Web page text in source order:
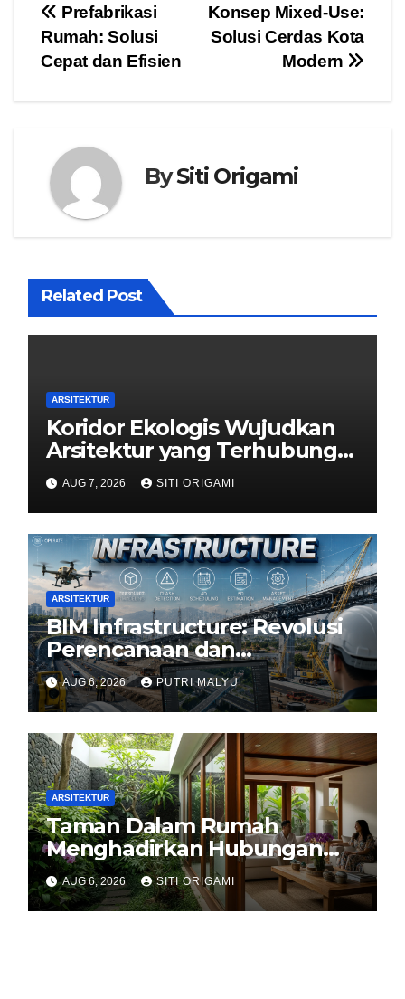
Post
navigation
Konsep Mixed-Use:
Solusi Cerdas Kota
Modern
Prefabrikasi
Rumah: Solusi
Cepat dan Efisien
BySiti Origami
Related Post
ARSITEKTUR
Koridor Ekologis Wujudkan
Arsitektur yang Terhubung
dengan Alam
AUG 7, 2026 SITI ORIGAMI
ARSITEKTUR
BIM Infrastructure: Revolusi
Perencanaan dan
Pengelolaan Infrastruktur
AUG 6, 2026 PUTRI MALYU
ARSITEKTUR
Taman Dalam Rumah
Menghadirkan Hubungan
Harmonis antara Arsitektur
dan Alam
AUG 6, 2026 SITI ORIGAMI